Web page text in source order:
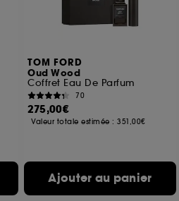
TOM FORD
Oud Wood
Coffret Eau De Parfum
70
275,00€
Valeur totale estimée :351,00€
Ajouter au panier